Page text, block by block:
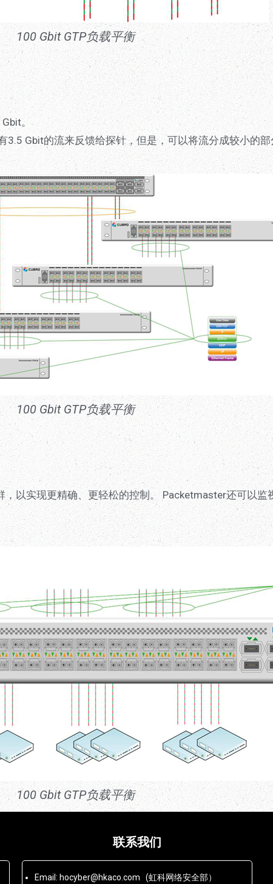
100 Gbit GTP负载平衡
。
3.5 Gbit的流来反馈给探针，但是，可以将流分成较小的部
100 Gbit GTP负载平衡
以实现更精确、更轻松的控制。 Packetmaster还可以
100 Gbit GTP负载平衡
联系我们
Email: hocyber@hkaco.com (虹科网络安全部）